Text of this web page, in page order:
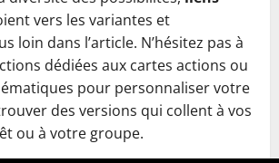
vers les variantes et
loin dans l’article. N’hésitez pas à
dédiées aux cartes actions ou
pour personnaliser votre
des versions qui collent à vos
ou à votre groupe.